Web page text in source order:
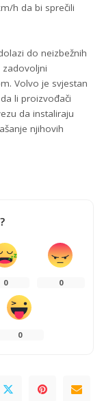
h da bi sprečili
do neizbežnih
Volvo je svjestan
li proizvođači
da instaliraju
njihovih
0 0
0